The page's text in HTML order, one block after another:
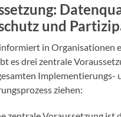
und
in Organisationen
es drei zentrale
Implementierungs-
ziehen: